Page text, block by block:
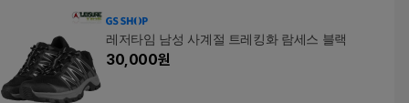
레저타임 남성 사계절 트레킹화 람세스 블랙
30,000원